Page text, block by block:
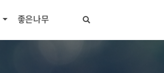
좋은나무